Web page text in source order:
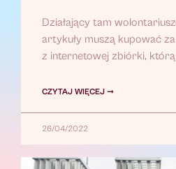
Działający tam
artykuły muszą kupować
z internetowej zbiórki,
CZYTAJ WIĘCEJ ➞
26/04/2022